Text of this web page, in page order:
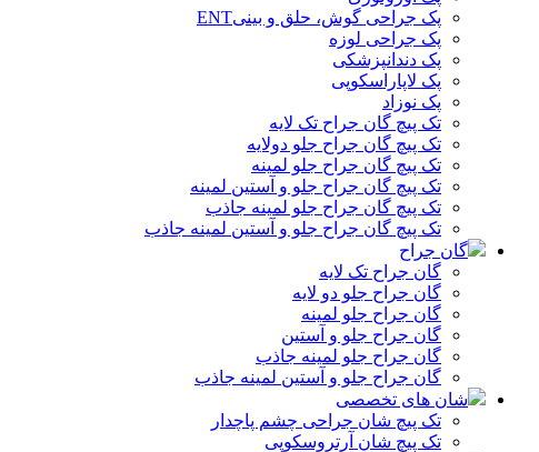
پک جراحی گوش، حلق و بینیENT
پک جراحی لوزه
پک دندانپزشکی
پک لاپاراسکوپی
پک نوزاد
تک پیچ گان جراح تک لایه
تک پیچ گان جراح جلو دولایه
تک پیچ گان جراح جلو لمینه
تک پیچ گان جراح جلو و آستین لمینه
تک پیچ گان جراح جلو لمینه جاذب
تک پیچ گان جراح جلو و آستین لمینه جاذب
گان جراح
گان جراح تک لایه
گان جراح جلو دو لایه
گان جراح جلو لمینه
گان جراح جلو و آستین
گان جراح جلو لمینه جاذب
گان جراح جلو و آستین لمینه جاذب
شان های تخصصی
تک پیچ شان جراحی چشم پاچدار
تک پیچ شان آرتروسکوپی